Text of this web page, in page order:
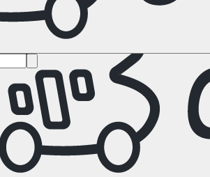
Ziele in Kanada CalgaryHalifax
HannoverKöln Leipzig München Stuttgart
Mailand Rom Sardinien Alle Reiseziele
Glasgow London Schottland Alle
RatgeberReisemagazinFAQ Geschenk